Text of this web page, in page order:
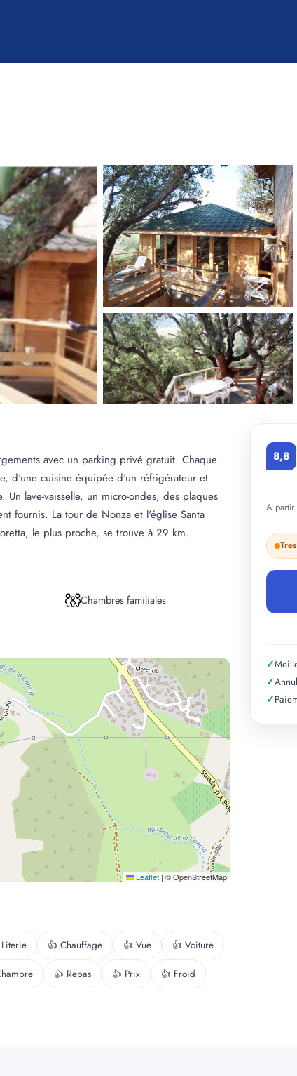
avec un parking privé gratuit. Chaque
d'une cuisine équipée d'un réfrigérateur et
lave-vaisselle, un micro-ondes, des plaques
fournis. La tour de Nonza et l'église Santa
le plus proche, se trouve à 29 km.
Chambres familiales
Leaflet | © OpenStreetMap
👍 Chauffage 👍 Vue 👍 Voiture
👍 Repas 👍 Prix 👍 Froid
8,8
A partir
✓
✓
✓